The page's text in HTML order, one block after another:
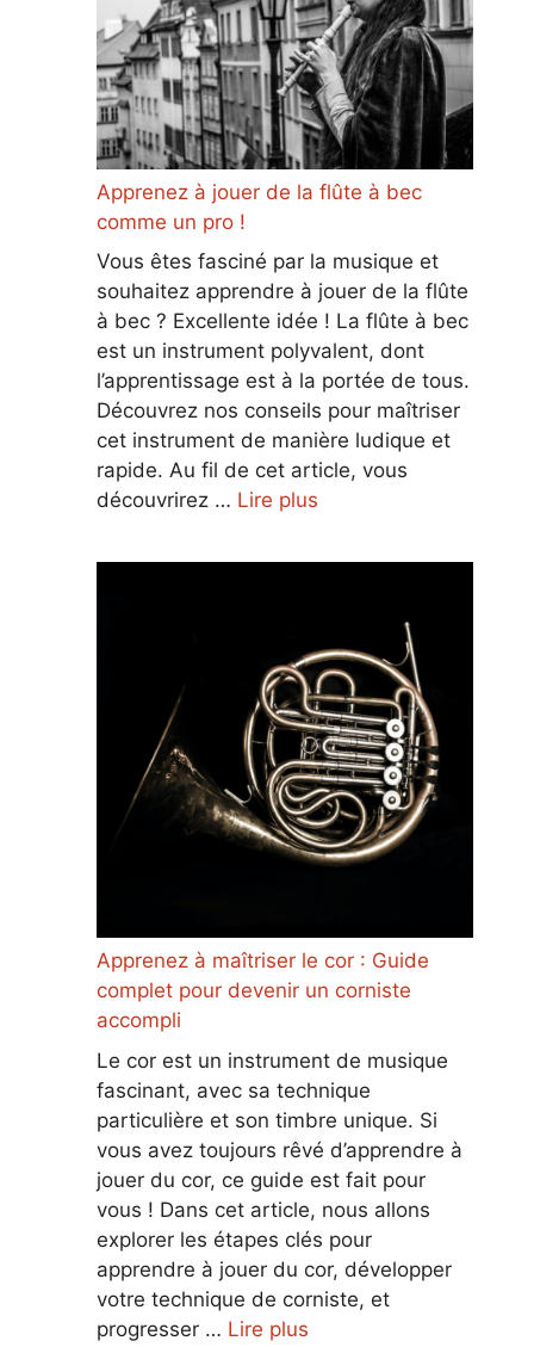
Apprenez à jouer de la flûte à bec
comme un pro !
Vous êtes fasciné par la musique et
souhaitez apprendre à jouer de la flûte
à bec ? Excellente idée ! La flûte à bec
est un instrument polyvalent, dont
l’apprentissage est à la portée de tous.
Découvrez nos conseils pour maîtriser
cet instrument de manière ludique et
rapide. Au fil de cet article, vous
découvrirez … Lire plus
Apprenez à maîtriser le cor : Guide
complet pour devenir un corniste
accompli
Le cor est un instrument de musique
fascinant, avec sa technique
particulière et son timbre unique. Si
vous avez toujours rêvé d’apprendre à
jouer du cor, ce guide est fait pour
vous ! Dans cet article, nous allons
explorer les étapes clés pour
apprendre à jouer du cor, développer
votre technique de corniste, et
progresser … Lire plus